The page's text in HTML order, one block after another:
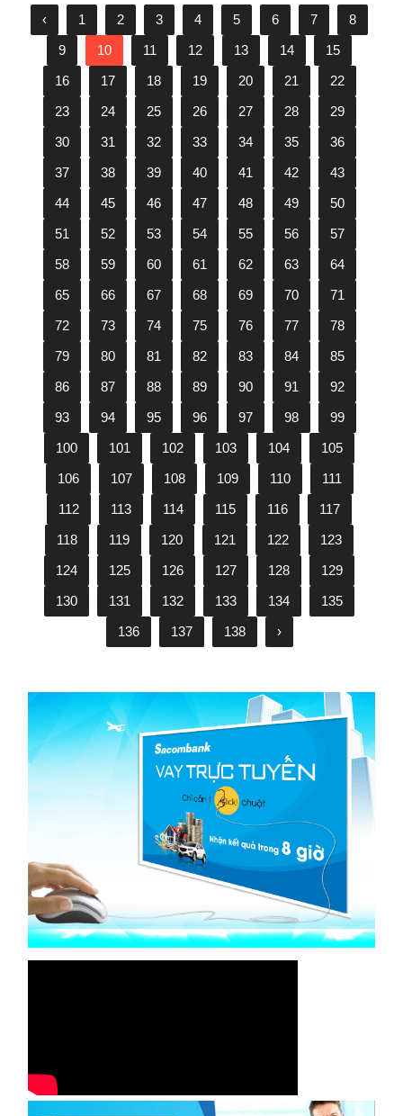
‹ 1 2 3 4 5 6 7
8
9
10 11 12 13 14
15
16
17 18 19 20 21
22
23
24 25 26 27 28
29
30
31 32 33 34 35
36
37
38 39 40 41 42
43
44
45 46 47 48 49
50
51
52 53 54 55 56
57
58
59 60 61 62 63
64
65
66 67 68 69 70
71
72
73 74 75 76 77
78
79
80 81 82 83 84
85
86
87 88 89 90 91
92
93
94 95 96 97 98
99
100
101 102 103 104
105
106
107 108 109 110
111
112
113 114 115 116
117
118
119 120 121 122
123
124
125 126 127 128
129
130
131 132 133 134
135
136
137 138 ›